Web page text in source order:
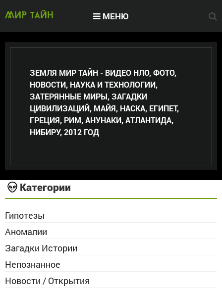
МИР тайн МЕНЮ
ЗЕМЛЯ МИР ТАЙН - ВИДЕО НЛО, ФОТО,
НОВОСТИ, НАУКА И ТЕХНОЛОГИИ,
ЗАТЕРЯННЫЕ МИРЫ, ЗАГАДКИ
ЦИВИЛИЗАЦИЙ, МАЙЯ, НАСКА, ЕГИПЕТ,
ГРЕЦИЯ, РИМ, АНУНАКИ, АТЛАНТИДА,
НИБИРУ, 2012 ГОД
Категории
Гипотезы
Аномалии
Загадки Истории
Непознанное
Новости / Открытия